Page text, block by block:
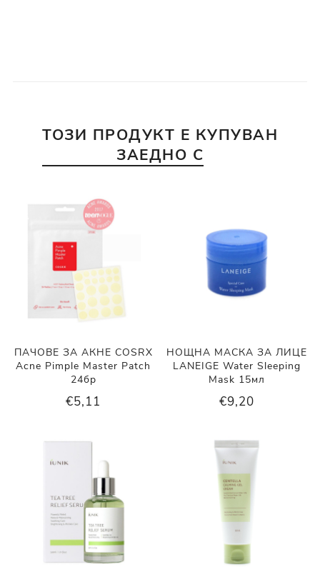
ТОЗИ ПРОДУКТ Е КУПУВАН
ЗАЕДНО С
ПАЧОВЕ ЗА АКНЕ COSRX
Acne Pimple Master Patch
24бр
€5,11
НОЩНА МАСКА ЗА ЛИЦЕ
LANEIGE Water Sleeping
Mask 15мл
€9,20